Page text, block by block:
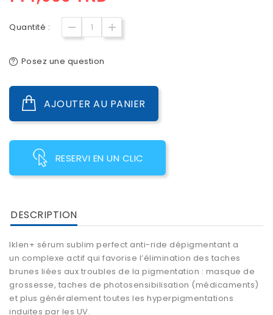
Quantité :
Posez une question
AJOUTER AU PANIER
RESERVI EN UN CLIC
DESCRIPTION
Iklen+ sérum sublim perfect anti-ride dépigmentant a
un complexe actif qui favorise l’élimination des taches
brunes liées aux troubles de la pigmentation : masque de
grossesse, taches de photosensibilisation (médicaments)
et plus généralement toutes les hyperpigmentations
induites par les UV.